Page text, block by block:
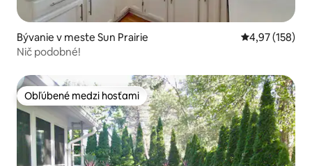
Bývanie v meste Sun Prairie Priemerné
4,97 (158)
Nič podobné!
Obľúbené medzi hosťami
Obľúbené medzi hosťami